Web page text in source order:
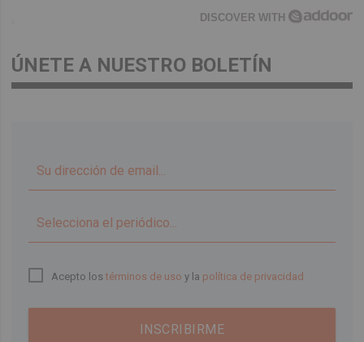
DISCOVER WITH
ÚNETE A NUESTRO BOLETÍN
Acepto lostérminos de uso y la política de privacidad
INSCRIBIRME